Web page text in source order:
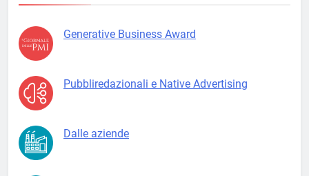
Generative Business Award
Pubbliredazionali e Native Advertising
Dalle aziende